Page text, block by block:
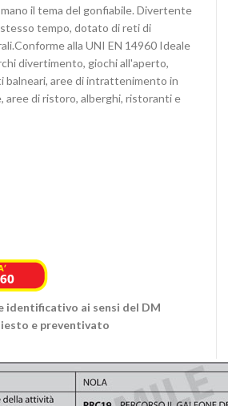
il tema del gonfiabile. Divertente
tempo, dotato di reti di
alla UNI EN 14960 Ideale
divertimento, giochi all'aperto,
balneari, aree di intrattenimento in
aree di ristoro, alberghi, ristoranti e
identificativo ai sensi del DM
e preventivato